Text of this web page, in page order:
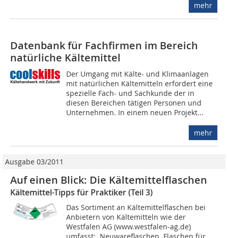
mehr
Datenbank für Fachfirmen im Bereich
natürliche Kältemittel
Der Umgang mit Kälte- und Klimaanlagen
mit natürlichen Kältemitteln erfordert eine
spezielle Fach- und Sachkunde der in
diesen Bereichen tätigen Personen und
Unternehmen. In einem neuen Projekt...
mehr
Ausgabe 03/2011
Auf einen Blick: Die Kältemittelflaschen
Kältemittel-Tipps für Praktiker (Teil 3)
Das Sortiment an Kältemittelflaschen bei
Anbietern von Kältemitteln wie der
Westfalen AG (www.westfalen-ag.de)